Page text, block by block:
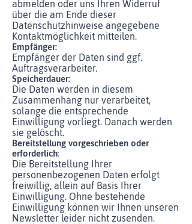
abmelden oder uns Ihren Widerruf
über die am Ende dieser
Datenschutzhinweise angegebene
Kontaktmöglichkeit mitteilen.
Empfänger:
Empfänger der Daten sind ggf.
Auftragsverarbeiter.
Speicherdauer:
Die Daten werden in diesem
Zusammenhang nur verarbeitet,
solange die entsprechende
Einwilligung vorliegt. Danach werden
sie gelöscht.
Bereitstellung vorgeschrieben oder
erforderlich:
Die Bereitstellung Ihrer
personenbezogenen Daten erfolgt
freiwillig, allein auf Basis Ihrer
Einwilligung. Ohne bestehende
Einwilligung können wir Ihnen unseren
Newsletter leider nicht zusenden.